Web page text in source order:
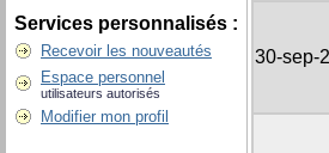
Services personnalisés :
Recevoir les nouveautés
Espace personnel
utilisateurs autorisés
Modifier mon profil
30-sep-